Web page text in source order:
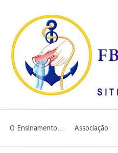
O Ensinamento… Associação